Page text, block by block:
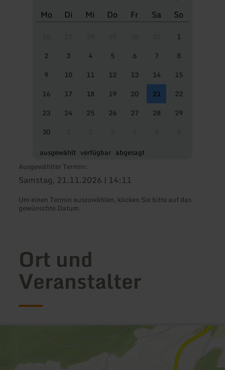
Mo Di Mi Do Fr Sa So
1
2
3 4 5 6 7
8
9
10 11 12 13 14
15
16
17 18 19 20 21
22
23
24 25 26 27 28
29
30
ausgewählt verfügbar abgesagt
Ausgewählter Termin:
Samstag, 21.11.2026 | 14:11
Um einen Termin auszuwählen, klicken Sie bitte auf das
gewünschte Datum.
Ort und
Veranstalter